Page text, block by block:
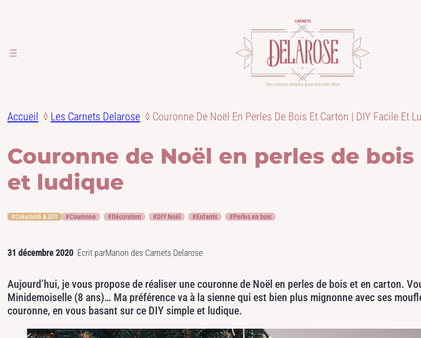
Accueil Les Carnets Delarose Couronne De Noël En Perles De Bois Et Carton | DIY Facile Et
Couronne de Noël en perles de
et ludique
Créativité & DIY Couronne Décoration DIY Noël Enfants Perles en bois
31 décembre 2020· Écrit parManon des Carnets Delarose
Aujourd’hui, je vous propose de réaliser une couronne de Noël en perles de bois et en carton.
Minidemoiselle (8 ans)… Ma préférence va à la sienne qui est bien plus mignonne avec ses
couronne, en vous basant sur ce DIY simple et ludique.